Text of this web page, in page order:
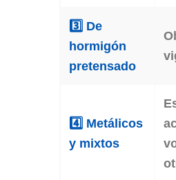
3️⃣ De
hormigón
pretensado
4️⃣ Metálicos
y mixtos